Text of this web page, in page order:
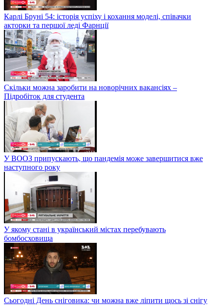
Карлі Бруні 54: історія успіху і кохання моделі, співачки
акторки та першої леді Фарнції
Скільки можна заробити на новорічних вакансіях –
Підробіток для студента
У ВООЗ припускають, що пандемія може завершитися вже
наступного року
У якому стані в український містах перебувають
бомбосховища
Сьогодні День сніговика: чи можна вже ліпити щось зі снігу